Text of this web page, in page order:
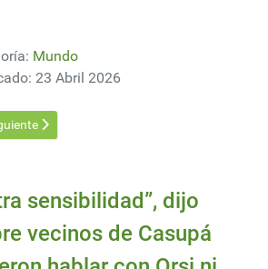
Mundo
23 Abril 2026
El bloqueo de Ormuz reordena las rutas
siguiente: Mercosur negocia las cuotas
sensibilidad”, dijo
vecinos de Casupá